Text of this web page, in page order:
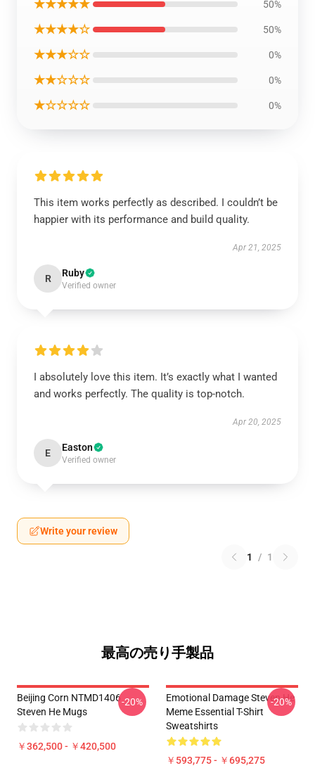
★★★★★ 50%
★★★★☆ 50%
★★★☆☆ 0%
★★☆☆☆ 0%
★☆☆☆☆ 0%
This item works perfectly as described. I couldn’t be
happier with its performance and build quality.
Apr 21, 2025
R Ruby
Verified owner
I absolutely love this item. It’s exactly what I wanted
and works perfectly. The quality is top-notch.
Apr 20, 2025
E Easton
Verified owner
Write your review
1 / 1
最高の売り手製品
Beijing Corn NTMD1406
Steven He Mugs
￥362,500 - ￥420,500
-20%
Emotional Damage Steven He
Meme Essential T-Shirt
Sweatshirts
￥593,775 - ￥695,275
-20%